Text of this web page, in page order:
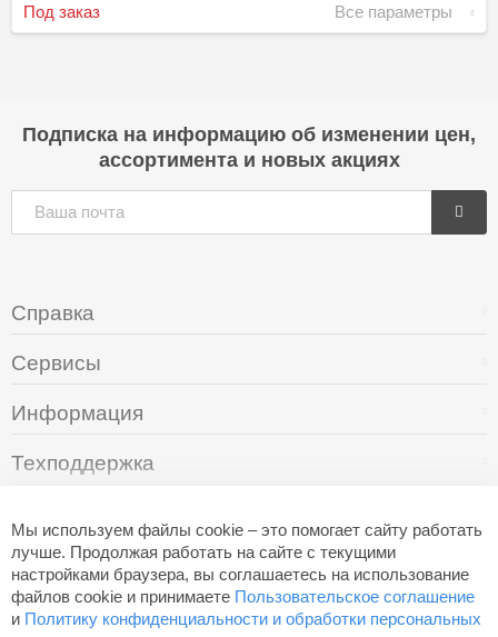
Под заказ Все параметры
Мы используем файлы cookie – это помогает сайту работать
лучше. Продолжая работать на сайте с текущими
настройками браузера, вы соглашаетесь на использование
файлов cookie и принимаете Пользовательское соглашение
и Политику конфиденциальности и обработки персональных
Подписка на информацию об изменении цен,
ассортимента и новых акциях
Справка
Сервисы
Информация
Техподдержка
+7 (495) 249-05-94